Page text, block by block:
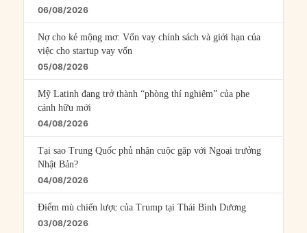
06/08/2026
Nợ cho kẻ mộng mơ: Vốn vay chính sách và giới hạn của
việc cho startup vay vốn
05/08/2026
Mỹ Latinh đang trở thành “phòng thí nghiệm” của phe
cánh hữu mới
04/08/2026
Tại sao Trung Quốc phủ nhận cuộc gặp với Ngoại trưởng
Nhật Bản?
04/08/2026
Điểm mù chiến lược của Trump tại Thái Bình Dương
03/08/2026